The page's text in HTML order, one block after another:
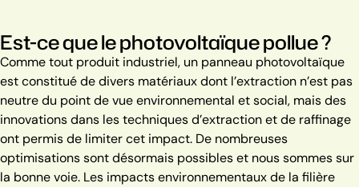
Est-ce que le photovoltaïque pollue ?
Comme tout produit industriel, un panneau photovoltaïque
est constitué de divers matériaux dont l’extraction n’est pas
neutre du point de vue environnemental et social, mais des
innovations dans les techniques d’extraction et de raffinage
ont permis de limiter cet impact. De nombreuses
optimisations sont désormais possibles et nous sommes sur
la bonne voie. Les impacts environnementaux de la filière